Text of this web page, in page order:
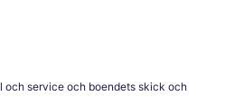
och service och boendets skick och